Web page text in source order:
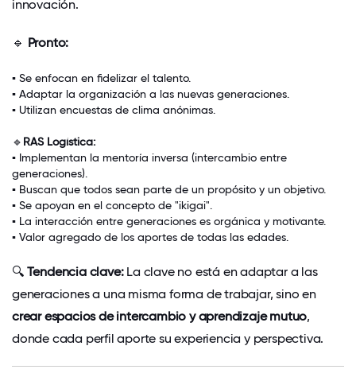
innovación.
🔹 Pronto:
▪ Se enfocan en fidelizar el talento.
▪ Adaptar la organización a las nuevas generaciones
▪ Utilizan encuestas de clima anónimas
🔹 RAS Logística:
▪ Implementan la mentoría inversa (intercambio entre
generaciones).
▪ Buscan que todos sean parte de un propósito y un objetivo.
▪ Se apoyan en el concepto de "ikigai".
▪ La interacción entre generaciones es orgánica y motivante.
▪ Valor agregado de los aportes de todas las edades.
🔍 Tendencia clave:La clave no está en adaptar a las
generaciones a una misma forma de trabajar, sino en
crear espacios de intercambio y aprendizaje mutuo,
donde cada perfil aporte su experiencia y perspectiva.